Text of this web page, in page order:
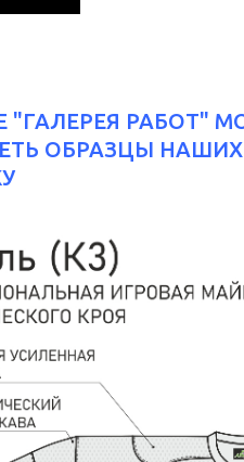
"ГАЛЕРЕЯ РАБОТ"
ОБРАЗЦЫ